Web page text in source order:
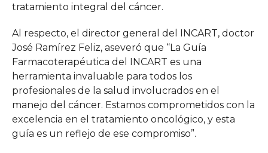
tratamiento integral del cáncer.
Al respecto, el director general del INCART, doctor
José Ramírez Feliz, aseveró que “La Guía
Farmacoterapéutica del INCART es una
herramienta invaluable para todos los
profesionales de la salud involucrados en el
manejo del cáncer. Estamos comprometidos con la
excelencia en el tratamiento oncológico, y esta
guía es un reflejo de ese compromiso”.